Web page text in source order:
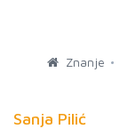
Znanje
Sanja Pilić